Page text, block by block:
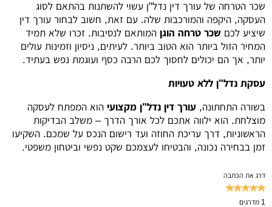
שכר הטרחה של עורך דין נדל"ן עשוי להשתנות בהתאם לסוג
העסקה, היקפה והמורכבות שלה. עם זאת, חשוב לבחור עורך דין
שיציע לכם שכר טרחה הוגן המותאם לנסיבות. זכרו שלא תמיד
המחיר הזול ביותר הוא הטוב ביותר. לעיתים, ניסיון וזמינות עולים
יותר, אך הם יכולים לחסוך לכם הרבה כסף ועוגמת נפש בעתיד.
עסקת נדל"ן ללא טעויות
בשורה התחתונה, עורך דין נדל"ן מקצועי הוא המפתח לעסקה
מוצלחת. הוא ילווה אתכם לכל אורך הדרך – משלב הבדיקות
הראשוניות, דרך עריכת החוזה ועד רישום הנכס על שמכם. השקיעו
זמן בבחירה נכונה, והבטיחו לעצמכם שקט נפשי וביטחון משפטי.
דרג את הכתבה
1 מדרגים